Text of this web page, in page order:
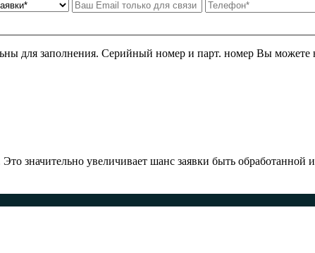
для заполнения. Серийный номер и парт. номер Вы можете
увеличивает шанс заявки быть обработанной